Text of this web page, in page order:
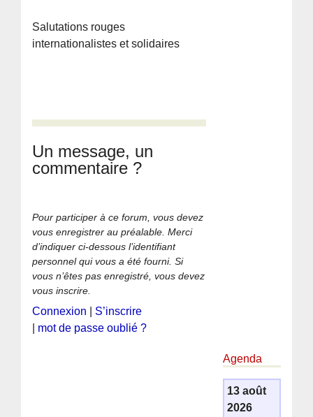
Salutations rouges
internationalistes et solidaires
Un message, un
commentaire ?
Pour participer à ce forum, vous devez
vous enregistrer au préalable. Merci
d’indiquer ci-dessous l’identifiant
personnel qui vous a été fourni. Si
vous n’êtes pas enregistré, vous devez
vous inscrire.
Connexion
S’inscrire
mot de passe oublié ?
Agenda
13 août
2026